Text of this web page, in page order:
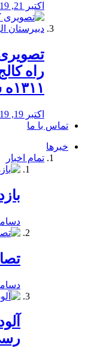
اکتبر 21, 2019
راه
۱۳۱۱ه ش
اکتبر 19, 2019
تماس با ما
خبرها
تمام اخبار
دسامبر 24,
دسامبر 24,